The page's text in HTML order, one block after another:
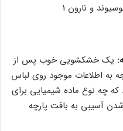
و نارون 1
یک خشکشویی خوب پس از
به اطلاعات موجود روی لباس
چه نوع ماده شیمیایی برای
آسیبی به بافت پارچه